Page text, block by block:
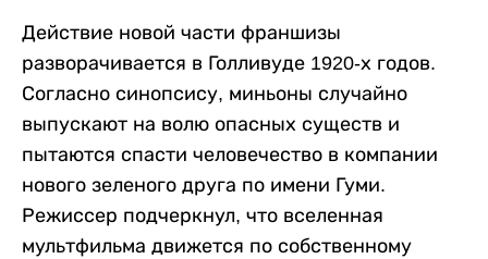
Действие новой части франшизы
разворачивается в Голливуде 1920-х годов.
Согласно синопсису, миньоны случайно
выпускают на волю опасных существ и
пытаются спасти человечество в компании
нового зеленого друга по имени Гуми.
Режиссер подчеркнул, что вселенная
мультфильма движется по собственному